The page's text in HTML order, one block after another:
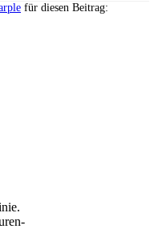
für diesen Beitrag: